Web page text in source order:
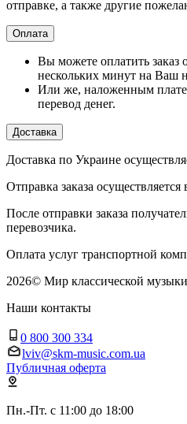
отправке, а также другие
Оплата
Вы можете оплатить заказ
нескольких минут на Ваш
Или же, наложенным
перевод денег.
Доставка
Доставка по Украине
Отправка заказа
После отправки заказа
перевозчика.
Оплата услуг транспортной
2026© Мир классической музыки
Наши контакты
0 800 300 334
lviv@skm-music.com.ua
Публичная оферта
Пн.-Пт. с 11:00 до 18:00